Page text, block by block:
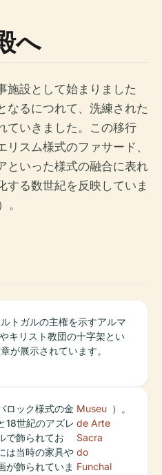
へ
施設として始まりました
なるにつれて、洗練された
ていきました。この移行
スム様式のファサード、
といった様式の融合に表れ
する数世紀を反映していま
。
トガルの主権を示すアルマ
キリスト教団の十字架とい
が展示されています。
ロック様式の金
18世紀のアズレ
で飾られてお
は当時の家具や
が飾られていま
Museu
de Arte
Sacra
do
Funchal
）。